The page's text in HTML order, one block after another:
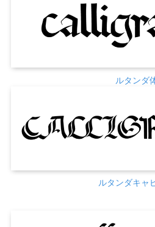
ルタンダ
ルタンダキャ